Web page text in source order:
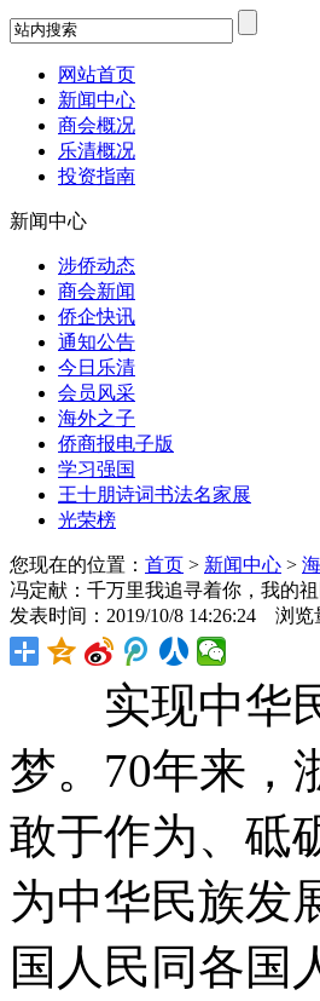
网站首页
新闻中心
商会概况
乐清概况
投资指南
新闻中心
涉侨动态
商会新闻
侨企快讯
通知公告
今日乐清
会员风采
海外之子
侨商报电子版
学习强国
王十朋诗词书法名家展
光荣榜
您现在的位置： 首页 > 新闻中心 >
冯定献：千万里我追寻着你，我的
发表时间：2019/10/8 14:26:24 浏
实现中华民
梦。70年来，
敢于作为、砥
为中华民族发
国人民同各国